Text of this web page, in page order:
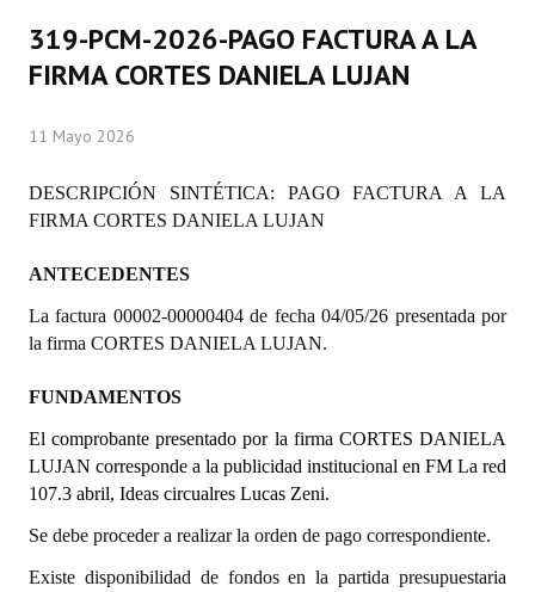
Comisiones Permanentes
Concejales Mandato Cumplido
Programas
Constitución Nacional
Constitución Provincial
Carta Orgánica 2007
Reglamento Interno
Digesto
Organigrama
319-PCM-2026-PAGO FACTURA A LA
FIRMA CORTES DANIELA LUJAN
11 Mayo 2026
DESCRIPCIÓN SINTÉTICA: PAGO FACTURA A LA
FIRMA CORTES DANIELA LUJAN
ANTECEDENTES
La factura 00002-00000404 de fecha 04/05/26 presentada por
la firma CORTES DANIELA LUJAN.
FUNDAMENTOS
El comprobante presentado por la firma CORTES DANIELA
LUJAN corresponde a la publicidad institucional en FM La red
107.3 abril, Ideas circualres Lucas Zeni.
Se debe proceder a realizar la orden de pago correspondiente.
Existe disponibilidad de fondos en la partida presupuestaria